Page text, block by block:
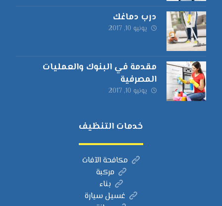
درب دماغك
يونيو 10, 2017
مقدمة في البنوك والعمليات
المصرفية
يونيو 10, 2017
خدمات التنظيف
مكافحة الآفات
مركبة
بناء
غسيل سيارة